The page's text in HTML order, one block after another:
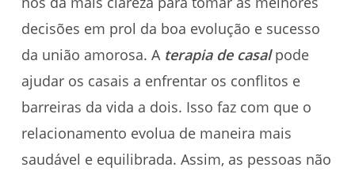
decisões em prol da boa evolução e sucesso
da união amorosa. A terapia de casalpode
ajudar os casais a enfrentar os conflitos e
barreiras da vida a dois. Isso faz com que o
relacionamento evolua de maneira mais
saudável e equilibrada. Assim, as pessoas não